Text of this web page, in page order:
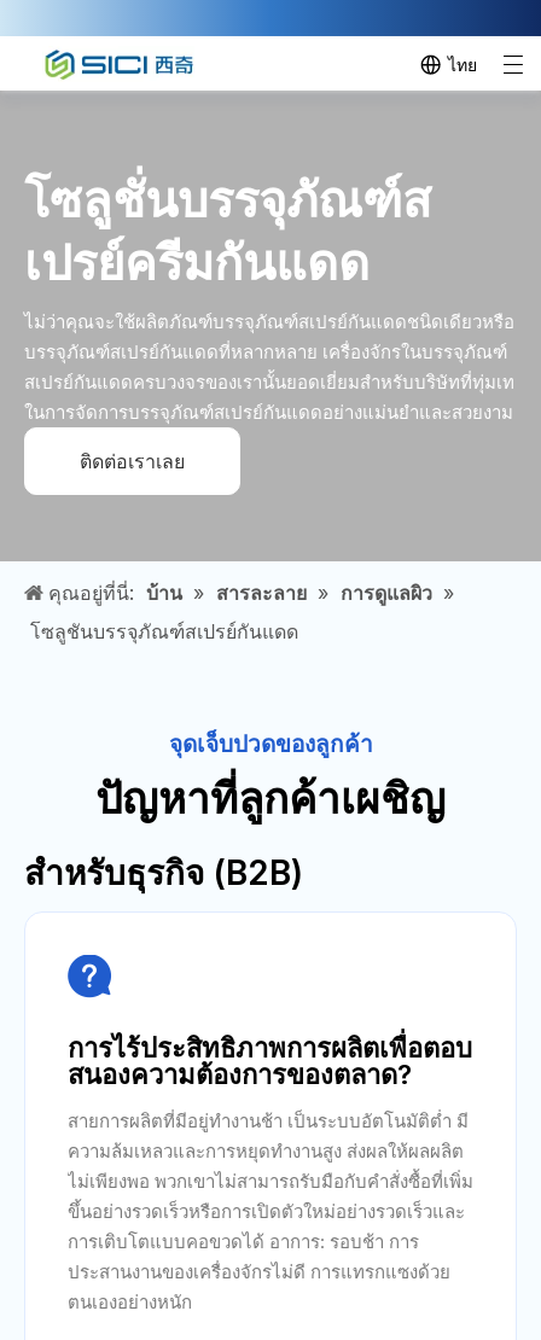
ไทย
โซลูชั่นบรรจุภัณฑ์ส
เปรย์ครีมกันแดด
ไม่ว่าคุณจะใช้ผลิตภัณฑ์บรรจุภัณฑ์สเปรย์กันแดดชนิดเดียวหรือ
บรรจุภัณฑ์สเปรย์กันแดดที่หลากหลาย เครื่องจักรในบรรจุภัณฑ์
สเปรย์กันแดดครบวงจรของเรานั้นยอดเยี่ยมสำหรับบริษัทที่ทุ่มเท
ในการจัดการบรรจุภัณฑ์สเปรย์กันแดดอย่างแม่นยำและสวยงาม
ติดต่อเราเลย
คุณอยู่ที่นี่: บ้าน » สารละลาย » การดูแลผิว »
โซลูชันบรรจุภัณฑ์สเปรย์กันแดด
จุดเจ็บปวดของลูกค้า
ปัญหาที่ลูกค้าเผชิญ
สำหรับธุรกิจ (B2B)

การไร้ประสิทธิภาพการผลิตเพื่อตอบ
สนองความต้องการของตลาด?
สายการผลิตที่มีอยู่ทำงานช้า เป็นระบบอัตโนมัติต่ำ มี
ความล้มเหลวและการหยุดทำงานสูง ส่งผลให้ผลผลิต
ไม่เพียงพอ พวกเขาไม่สามารถรับมือกับคำสั่งซื้อที่เพิ่ม
ขึ้นอย่างรวดเร็วหรือการเปิดตัวใหม่อย่างรวดเร็วและ
การเติบโตแบบคอขวดได้ อาการ: รอบช้า การ
ประสานงานของเครื่องจักรไม่ดี การแทรกแซงด้วย
ตนเองอย่างหนัก